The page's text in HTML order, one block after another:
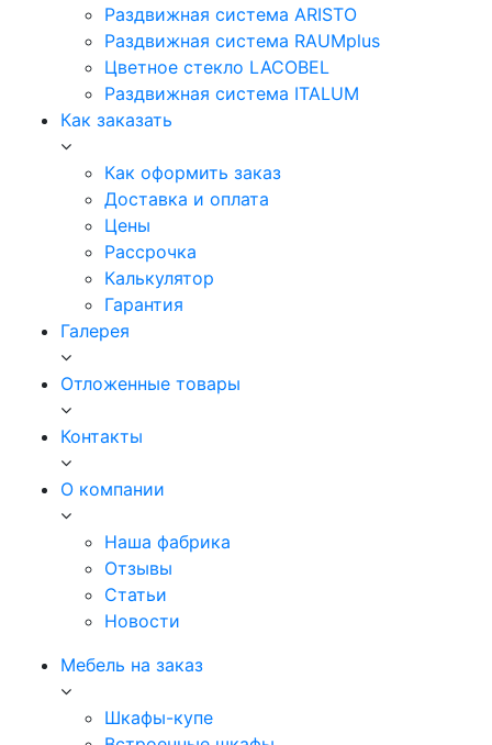
Раздвижная система ARISTO
Раздвижная система RAUMplus
Цветное стекло LACOBEL
Раздвижная система ITALUM
Как заказать
Как оформить заказ
Доставка и оплата
Цены
Рассрочка
Калькулятор
Гарантия
Галерея
Отложенные товары
Контакты
О компании
Наша фабрика
Отзывы
Статьи
Новости
Мебель на заказ
Шкафы-купе